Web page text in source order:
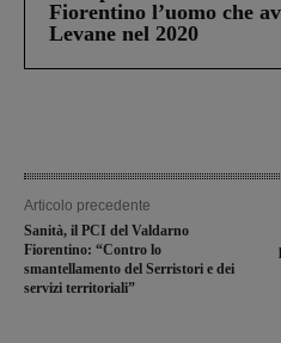
Fiorentino l’uomo che
Levane nel 2020
Articolo precedente
Sanità, il PCI del Valdarno
Fiorentino: “Contro lo
smantellamento del Serristori e dei
servizi territoriali”